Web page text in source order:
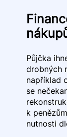
Půjčka
drobných
například
se
k
nutnosti